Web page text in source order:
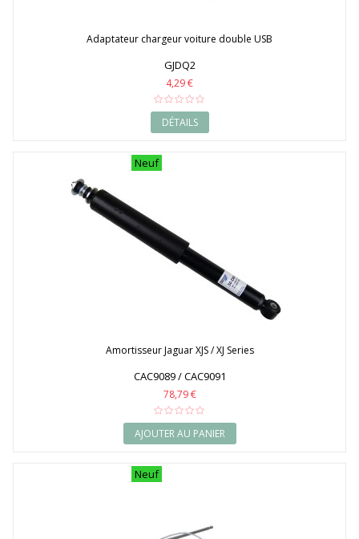
Adaptateur chargeur voiture double USB
GJDQ2
4,29 €
DÉTAILS
Neuf
Amortisseur Jaguar XJS / XJ Series
CAC9089 / CAC9091
78,79 €
AJOUTER AU PANIER
Neuf